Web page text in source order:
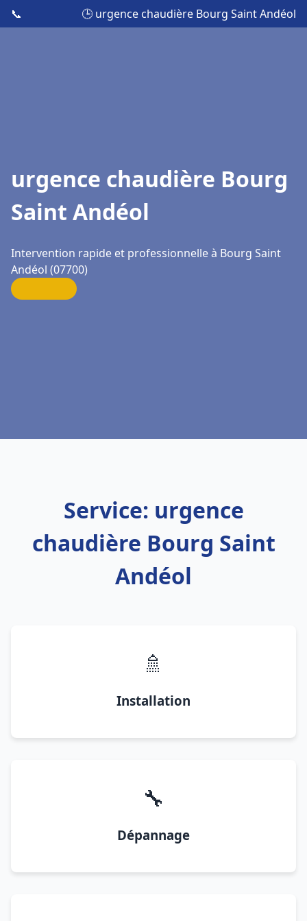
📞 🕒 urgence chaudière Bourg Saint Andéol
urgence chaudière Bourg
Saint Andéol
Intervention rapide et professionnelle à Bourg Saint
Andéol (07700)
Service: urgence
chaudière Bourg Saint
Andéol
🚿
Installation
🔧
Dépannage